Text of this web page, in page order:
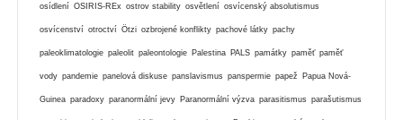
osídlení OSIRIS-REx ostrov stability osvětlení osvícenský absolutismus
osvícenství otroctví Ötzi ozbrojené konflikty pachové látky pachy
paleoklimatologie paleolit paleontologie Palestina PALS památky paměť paměť
vody pandemie panelová diskuse panslavismus panspermie papež Papua Nová-
Guinea paradoxy paranormální jevy Paranormální výzva parasitismus parašutismus